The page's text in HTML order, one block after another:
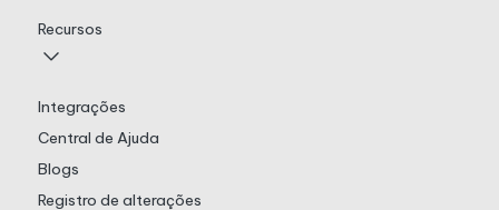
Recursos
Integrações
Central de Ajuda
Blogs
Registro de alterações